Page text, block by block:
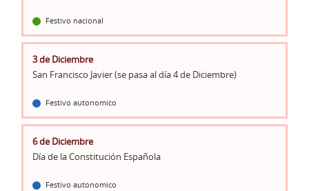
Festivo nacional
3 de Diciembre
San Francisco Javier (se pasa al día 4 de Diciembre)
Festivo autonomico
6 de Diciembre
Día de la Constitución Española
Festivo autonomico